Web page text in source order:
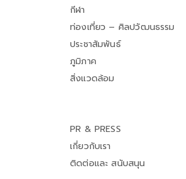
กีฬา
ท่องเที่ยว – ศิลปวัฒนธรรม
ประชาสัมพันธ์
ภูมิภาค
สิ่งแวดล้อม
PR & PRESS
เกี่ยวกับเรา
ติดต่อและ สนับสนุน